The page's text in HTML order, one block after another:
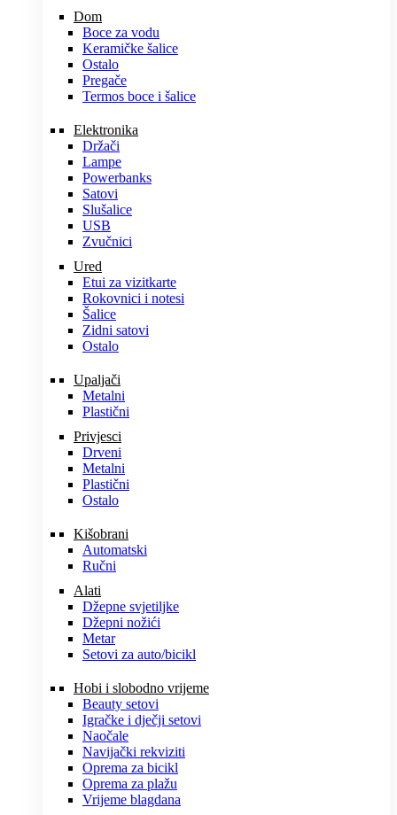
Dom
Boce za vodu
Keramičke šalice
Ostalo
Pregače
Termos boce i šalice
Elektronika
Držači
Lampe
Powerbanks
Satovi
Slušalice
USB
Zvučnici
Ured
Etui za vizitkarte
Rokovnici i notesi
Šalice
Zidni satovi
Ostalo
Upaljači
Metalni
Plastični
Privjesci
Drveni
Metalni
Plastični
Ostalo
Kišobrani
Automatski
Ručni
Alati
Džepne svjetiljke
Džepni nožići
Metar
Setovi za auto/bicikl
Hobi i slobodno vrijeme
Beauty setovi
Igračke i dječji setovi
Naočale
Navijački rekviziti
Oprema za bicikl
Oprema za plažu
Vrijeme blagdana